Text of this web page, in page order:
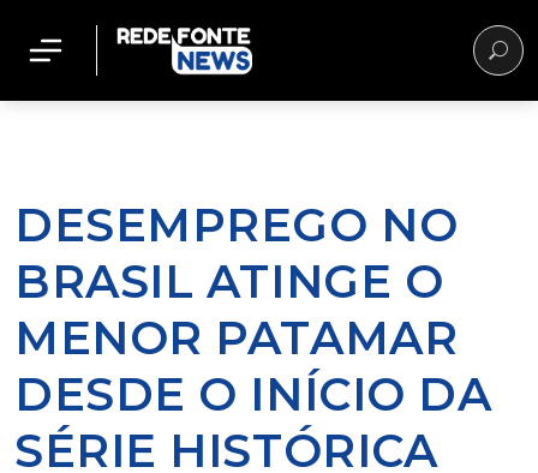
DESEMPREGO NO
BRASIL ATINGE O
MENOR PATAMAR
DESDE O INÍCIO DA
SÉRIE HISTÓRICA